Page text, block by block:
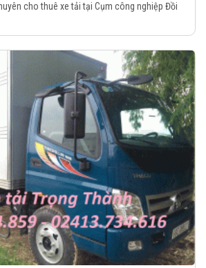
cho thuê xe tải tại Cụm công nghiệp Đồi